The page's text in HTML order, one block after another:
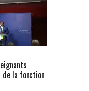
la fonction